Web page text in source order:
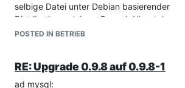
selbige Datei unter Debian basierender
Distributionen (also z.B. auch Ubuntu)
muss nach /etc/apache2/mods-
obrigen Beispiel also ISO-8859-1
Das Beispiel geht davon aus, dass i-doit
POSTED IN BETRIEB
RE: Upgrade 0.9.8 auf 0.9.8-1
ad mysql: